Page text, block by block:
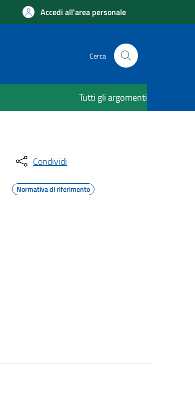
Accedi all'area personale
Cerca
Tutti gli argomenti
Condividi
Normativa di riferimento